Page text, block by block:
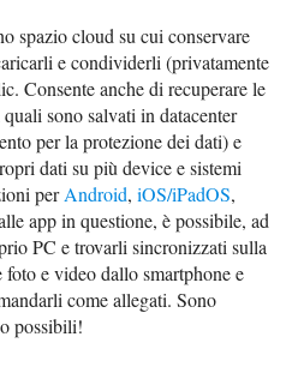
spazio cloud su cui conservare
e condividerli (privatamente
Consente anche di recuperare le
sono salvati in datacenter
per la protezione dei dati) e
dati su più device e sistemi
perAndroid,iOS/iPadOS,
app in questione, è possibile, ad
PC e trovarli sincronizzati sulla
e video dallo smartphone e
come allegati. Sono
possibili!